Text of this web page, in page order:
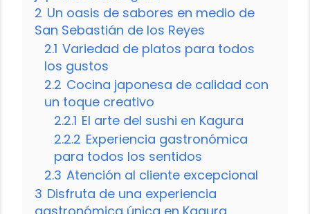
2 Un oasis de sabores en medio de
San Sebastián de los Reyes
2.1 Variedad de platos para todos
los gustos
2.2 Cocina japonesa de calidad con
un toque creativo
2.2.1 El arte del sushi en Kagura
2.2.2 Experiencia gastronómica
para todos los sentidos
2.3 Atención al cliente excepcional
3 Disfruta de una experiencia
gastronómica única en Kagura